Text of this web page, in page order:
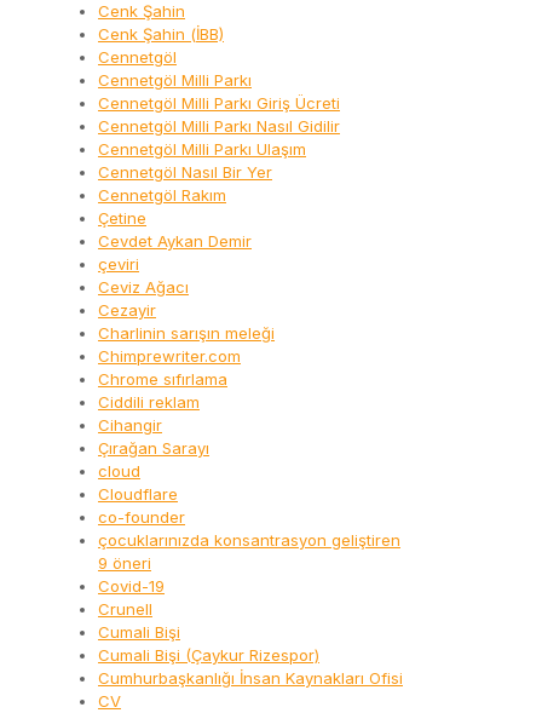
Cenk Şahin
Cenk Şahin (İBB)
Cennetgöl
Cennetgöl Milli Parkı
Cennetgöl Milli Parkı Giriş Ücreti
Cennetgöl Milli Parkı Nasıl Gidilir
Cennetgöl Milli Parkı Ulaşım
Cennetgöl Nasıl Bir Yer
Cennetgöl Rakım
Çetine
Cevdet Aykan Demir
çeviri
Ceviz Ağacı
Cezayir
Charlinin sarışın meleği
Chimprewriter.com
Chrome sıfırlama
Ciddili reklam
Cihangir
Çırağan Sarayı
cloud
Cloudflare
co-founder
çocuklarınızda konsantrasyon geliştiren
9 öneri
Covid-19
Crunell
Cumali Bişi
Cumali Bişi (Çaykur Rizespor)
Cumhurbaşkanlığı İnsan Kaynakları Ofisi
CV